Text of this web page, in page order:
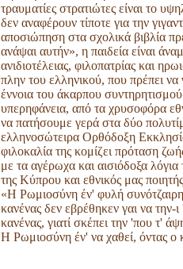
τραυματίες στρατιώτες είναι το
δεν αναφέρουν τίποτε για την
αποσιώπηση στα σχολικά βιβλία
ανάψαι αυτήν», η παιδεία είναι
ανιδιοτέλειας, φιλοπατρίας και
πλην του ελληνικού, που πρέπει
έννοια του άκαρπου
υπερηφάνεια, από τα χρυσοφόρα
να πατήσουμε γερά στα δύο
ελληνοσώτειρα Ορθόδοξη
φιλοκαλία της κομίζει πρόταση
με τα αγέρωχα και αισιόδοξα
της Κύπρου και εθνικός μας
«Η Ρωμιοσύνη έν' φυλή
κανένας δεν εβρέθηκεν γαι να την-ι
κανένας, γιατί σκέπει την 'που τ'
Η Ρωμιοσύνη έν' να χαθεί, όντας ο